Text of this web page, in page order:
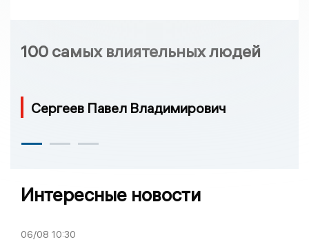
100 самых влиятельных людей
Сергеев Павел Владимирович
Интересные новости
06/08 10:30